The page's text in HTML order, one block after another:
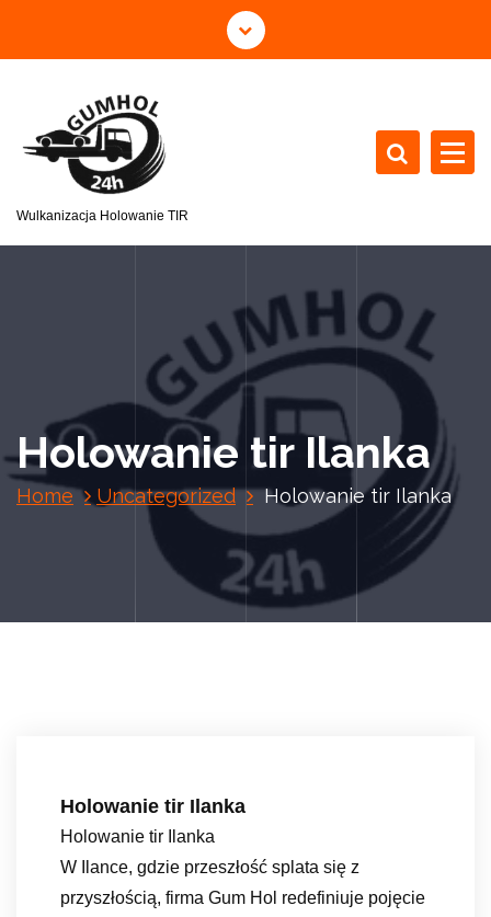
Wulkanizacja Holowanie TIR
Holowanie tir Ilanka
Home Uncategorized Holowanie tir Ilanka
Holowanie tir Ilanka
Holowanie tir Ilanka
W Ilance, gdzie przeszłość splata się z
przyszłością, firma Gum Hol redefiniuje pojęcie